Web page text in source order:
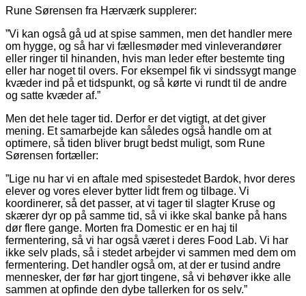
Rune Sørensen fra Hærværk supplerer:
”Vi kan også gå ud at spise sammen, men det handler mere
om hygge, og så har vi fællesmøder med vinleverandører
eller ringer til hinanden, hvis man leder efter bestemte ting
eller har noget til overs. For eksempel fik vi sindssygt mange
kvæder ind på et tidspunkt, og så kørte vi rundt til de andre
og satte kvæder af.”
Men det hele tager tid. Derfor er det vigtigt, at det giver
mening. Et samarbejde kan således også handle om at
optimere, så tiden bliver brugt bedst muligt, som Rune
Sørensen fortæller:
”Lige nu har vi en aftale med spisestedet Bardok, hvor deres
elever og vores elever bytter lidt frem og tilbage. Vi
koordinerer, så det passer, at vi tager til slagter Kruse og
skærer dyr op på samme tid, så vi ikke skal banke på hans
dør flere gange. Morten fra Domestic er en haj til
fermentering, så vi har også været i deres Food Lab. Vi har
ikke selv plads, så i stedet arbejder vi sammen med dem om
fermentering. Det handler også om, at der er tusind andre
mennesker, der før har gjort tingene, så vi behøver ikke alle
sammen at opfinde den dybe tallerken for os selv.”